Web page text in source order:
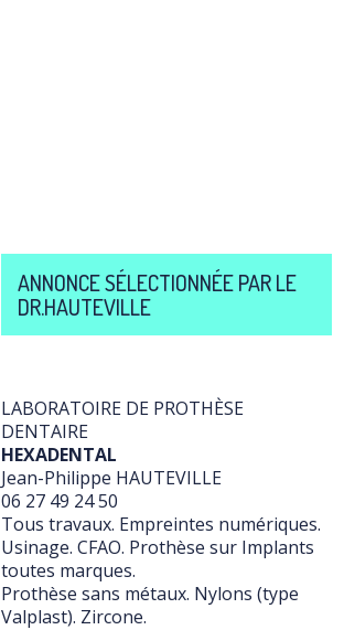
ANNONCE SÉLECTIONNÉE PAR LE
DR.HAUTEVILLE
LABORATOIRE DE PROTHÈSE
DENTAIRE
HEXADENTAL
Jean-Philippe HAUTEVILLE
06 27 49 24 50
Tous travaux. Empreintes numériques.
Usinage. CFAO. Prothèse sur Implants
toutes marques.
Prothèse sans métaux. Nylons (type
Valplast). Zircone.